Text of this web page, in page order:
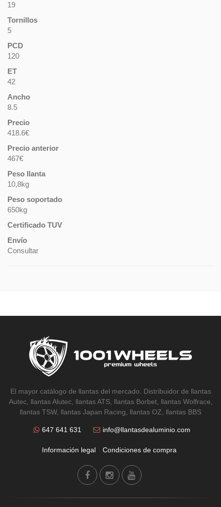
19
Tornillos
5
PCD
120
ET
42
Ancho
8.5
Precio
418.6€
Precio anterior
467€
Peso llanta
10,8kg
Peso soportado
650kg
Certificado TUV
Envío
Consultar
El mayor catálogo de llantas del mercado. Distribuidor de llantas
Autec, llantas Alutec, llantas ATS, llantas Borbet, llantas Wolfrace,
llantas TSW, llantas Japan Racing, llantas OZ, llantas BBS
647 641 631 info@llantasdealuminio.com
Información legal Condiciones de compra